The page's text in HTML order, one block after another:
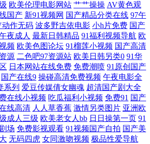
日韩色综合 超碰人人妻在线 影音先锋三级 国产亚
地址 精品久热在线观看 91黑丝美女 久热服务AV 91
久久 91青娱乐首页 欧美福利网站 91秦先生在线 玖
殴洲精品乱码 A片无码日韩 五月天色色 丁香婷婷
片导航 91地址入口网页 精品粉嫩久久懂色 91豆花
视频牛牛 欧美色性交 91视频网址入口 日韩视频第
欧美伦理电影网站 艹艹操操 AV黄色观
国产 新91视频网 国产精品分类在线 97午
动作无码 波多野吉依电影 小h片免费 国产
夜成人 最新日韩精品 91福利视频导航 欧
频 欧美色图论坛 91榴莲小视频 国产高清
源 二色吧97资源站 欧美日韩另类0 91华
日本网站在线免费 免费潮喷 91原创国产
国产在线9 操碰高清免费视频 午夜电影全
系列 爱豆传媒倩女幽魂 超清国产剧大全
在线小视频 吃瓜福利小视频 免费91 国产
线高清 人人草香蕉 激情另类图片 亚洲欧
成人三级 欧美老女人bb 日日操第一页 91
场 免费影视观看 91视频国产自拍 国产美
无码四虎 女同激吻视频 极品性爱导航